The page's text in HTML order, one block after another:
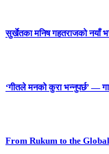
सुर्खेतका मनिष गहतराजको नयाँ
‘गीतले मनको कुरा भन्नुपर्छ’ —
From Rukum to the